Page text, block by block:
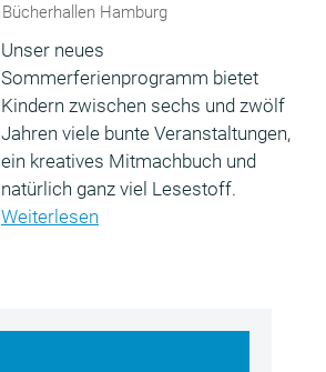
Bücherhallen Hamburg
Unser neues
Sommerferienprogramm bietet
Kindern zwischen sechs und zwölf
Jahren viele bunte Veranstaltungen,
ein kreatives Mitmachbuch und
natürlich ganz viel Lesestoff.
Weiterlesen